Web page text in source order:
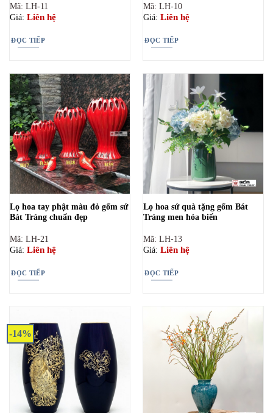
Mã: LH-11
Giá: Liên hệ
ĐỌC TIẾP
Mã: LH-10
Giá: Liên hệ
ĐỌC TIẾP
Lọ hoa tay phật màu đỏ gốm sứ
Bát Tràng chuẩn đẹp
Mã: LH-21
Giá: Liên hệ
ĐỌC TIẾP
Lọ hoa sứ quà tặng gốm Bát
Tràng men hỏa biến
Mã: LH-13
Giá: Liên hệ
ĐỌC TIẾP
-14%